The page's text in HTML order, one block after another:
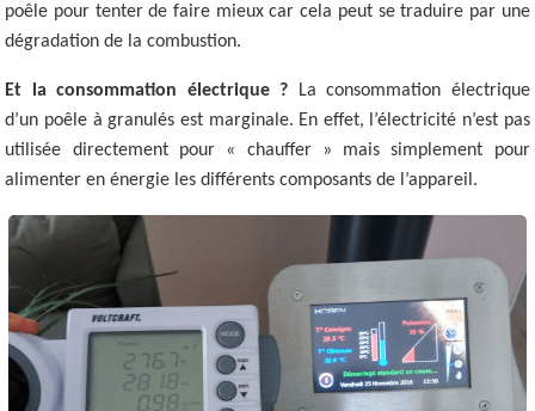
poêle pour tenter de faire mieux car cela peut se traduire par une
dégradation de la combustion.
Et la consommation électrique ? La consommation électrique
d’un poêle à granulés est marginale. En effet, l’électricité n’est pas
utilisée directement pour « chauffer » mais simplement pour
alimenter en énergie les différents composants de l’appareil.